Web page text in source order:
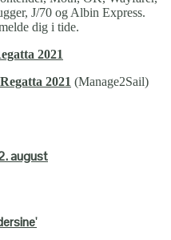
J/70 og Albin Express.
dig i tide.
2021
2021 (Manage2Sail)
august